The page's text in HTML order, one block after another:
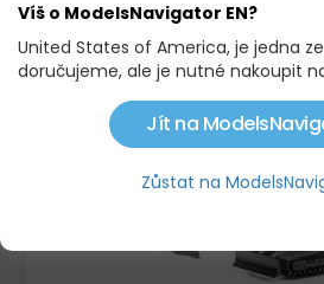
2 480,00 KČ2 380,00 KČ
Víš o ModelsNavigator EN?
United States of America, je jedna
doručujeme, ale je nutné nakoupit
Jít na
Zůstat na